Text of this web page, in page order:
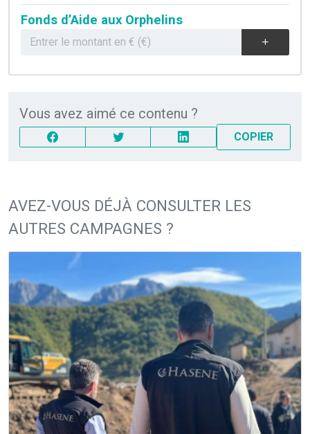
Fonds d’Aide aux Orphelins
Vous avez aimé ce contenu ?
COPIER
AVEZ-VOUS DÉJÀ CONSULTER LES
AUTRES CAMPAGNES ?